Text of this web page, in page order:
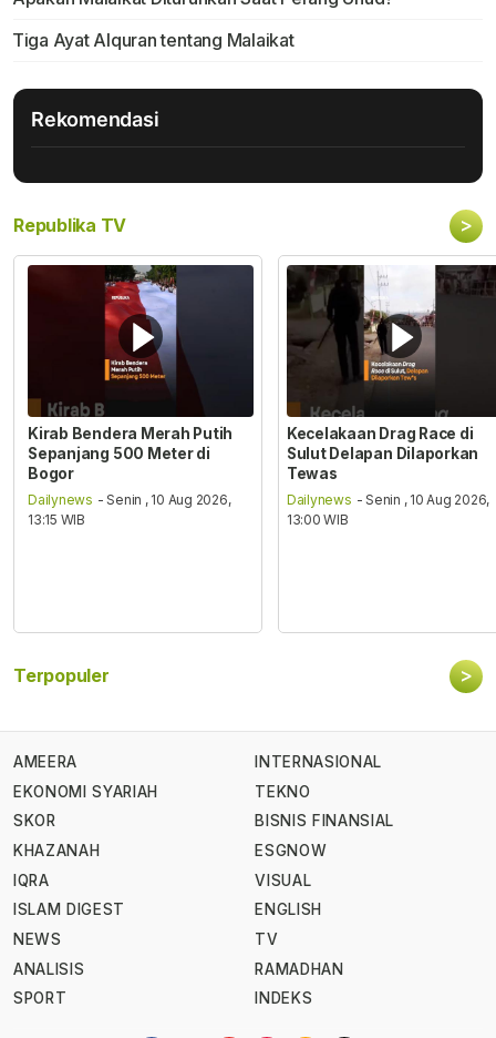
Tiga Ayat Alquran tentang Malaikat
Rekomendasi
Republika TV >
Kirab Bendera Merah Putih
Sepanjang 500 Meter di
Bogor
Dailynews - Senin , 10 Aug 2026,
13:15 WIB
Kecelakaan Drag Race di
Sulut Delapan Dilaporkan
Tewas
Dailynews - Senin , 10 Aug 2026,
13:00 WIB
Terpopuler >
AMEERA
EKONOMI SYARIAH
SKOR
KHAZANAH
IQRA
ISLAM DIGEST
NEWS
ANALISIS
SPORT
INTERNASIONAL
TEKNO
BISNIS FINANSIAL
ESGNOW
VISUAL
ENGLISH
TV
RAMADHAN
INDEKS